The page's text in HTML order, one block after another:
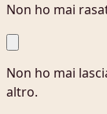
Non ho mai
Non ho mai
altro.